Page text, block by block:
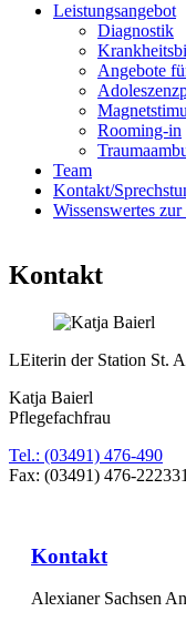
Leistungsangebot
Diagnostik
Angebote
Rooming-in
Team
Kontakt/
Wissenswertes
Kontakt
LEiterin der Station St.
Katja Baierl
Pflegefachfrau
Tel.: (03491) 476-490
Fax: (03491) 476-222331
Kontakt
Alexianer Sachsen